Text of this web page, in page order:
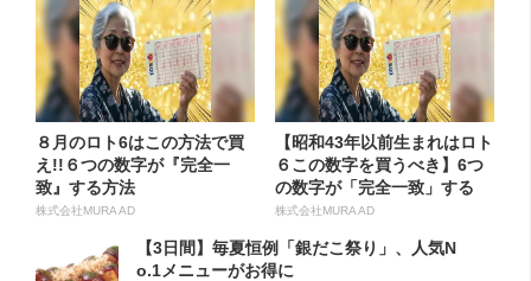
８月のロト6はこの方法で買
え!!６つの数字が『完全一
致』する方法
株式会社MURA AD
【昭和43年以前生まれはロト
６この数字を買うべき】6つ
の数字が「完全一致」する
方...
株式会社MURA AD
【3日間】毎夏恒例「銀だこ祭り」、人気N
o.1メニューがお得に